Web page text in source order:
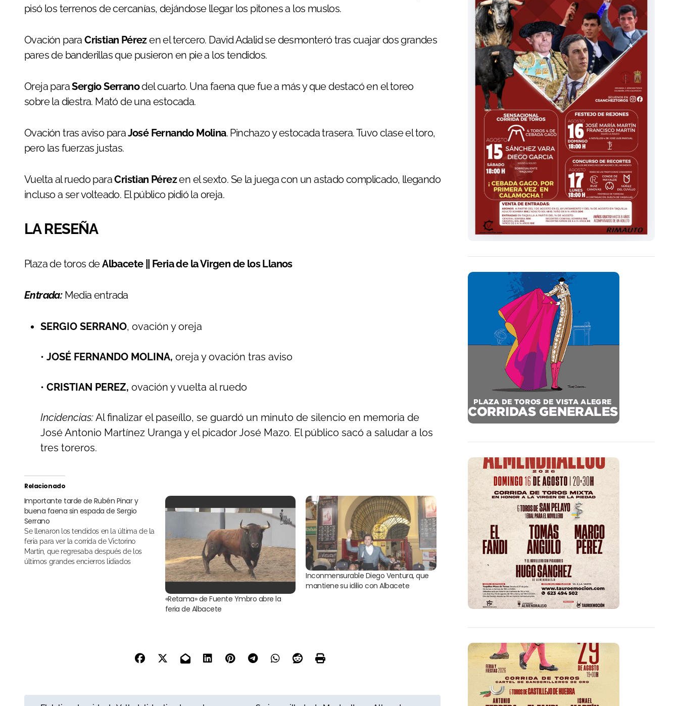
pisó los terrenos de cercanías, dejándose llegar los pitones a los muslos.
Ovación paraCristian Pérezen el tercero. David Adalid se desmonteró tras cuajar dos grandes
pares de banderillas que pusieron en pie a los tendidos.
Oreja paraSergio Serranodel cuarto. Una faena que fue a más y que destacó en el toreo
sobre la diestra. Mató de una estocada.
Ovación tras aviso paraJosé Fernando Molina. Pinchazo y estocada trasera. Tuvo clase el toro,
pero las fuerzas justas.
Vuelta al ruedo paraCristian Pérezen el sexto. Se la juega con un astado complicado, llegando
incluso a ser volteado. El público pidió la oreja.
LA RESEÑA
Plaza de toros deAlbacete || Feria de la Virgen de los Llanos
Entrada: Media entrada
SERGIO SERRANO, ovación y oreja
• JOSÉ FERNANDO MOLINA, oreja y ovación tras aviso
• CRISTIAN PEREZ, ovación y vuelta al ruedo
Incidencias:Al finalizar el paseíllo, se guardó un minuto de silencio en memoria de
José Antonio Martínez Uranga y el picador José Mazo. El público sacó a saludar a los
tres toreros.
Relacionado
Importante tarde de Rubén Pinar y
buena faena sin espada de Sergio
Serrano
Se llenaron los tendidos en la última de la
feria para ver la corrida de Victorino
Martín, que regresaba después de los
últimos grandes encierros lidiados
«Retama» de Fuente Ymbro abre la
feria de Albacete
Inconmensurable Diego Ventura, que
mantiene su idilio con Albacete